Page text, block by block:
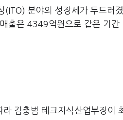
분야의 성장세가 두드러
출은 4349억원으로 같은 기
김충범 테크지식산업부장이